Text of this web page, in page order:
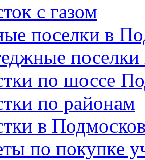
с газом
поселки в
по шоссе
по районам
в
по покупке